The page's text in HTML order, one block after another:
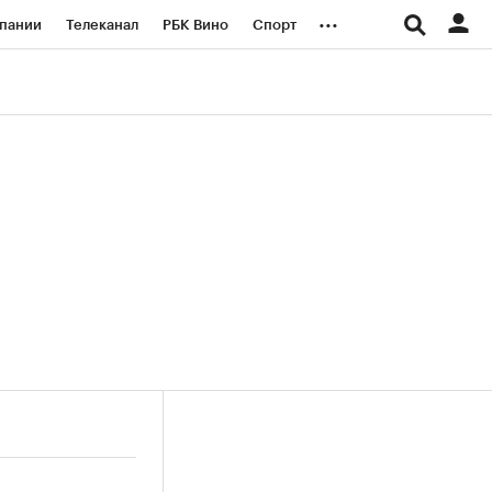
Телеканал РБК Вино Спорт ...